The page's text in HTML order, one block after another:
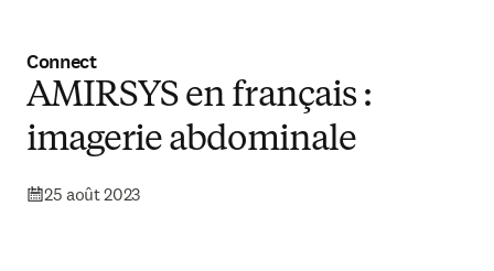
Connect
AMIRSYS en français :
imagerie abdominale
25 août 2023